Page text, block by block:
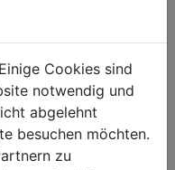
Schoko, Vanille
auch die
Cookies sind
notwendig und
abgelehnt
besuchen möchten.
zu